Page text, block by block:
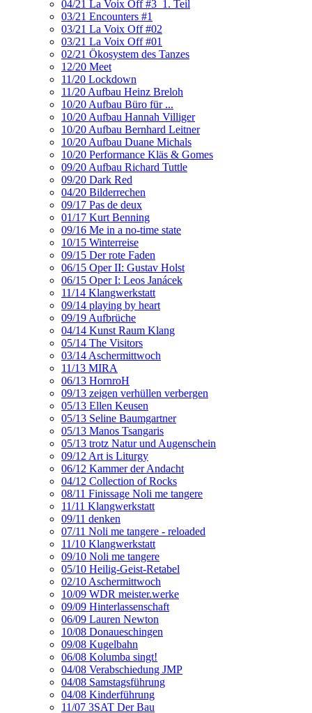
04/21 La Voix Off #3_1. Teil
03/21 Encounters #1
03/21 La Voix Off #02
03/21 La Voix Off #01
02/21 Ökosystem des Tanzes
12/20 Meet
11/20 Lockdown
11/20 Aufbau Heinz Breloh
10/20 Aufbau Büro für ...
10/20 Aufbau Hannah Villiger
10/20 Aufbau Bernhard Leitner
10/20 Aufbau Duane Michals
10/20 Performance Kläs & Gomes
09/20 Aufbau Richard Tuttle
09/20 Dark Red
04/20 Bilderrechen
09/17 Pas de deux
01/17 Kurt Benning
09/16 Me in a no-time state
10/15 Winterreise
09/15 Der rote Faden
06/15 Oper II: Gustav Holst
06/15 Oper I: Leos Janácek
11/14 Klangwerkstatt
09/14 playing by heart
09/19 Aufbrüche
04/14 Kunst Raum Klang
05/14 The Visitors
03/14 Aschermittwoch
11/13 MIRA
06/13 HornroH
09/13 zeigen verhüllen verbergen
05/13 Ellen Keusen
05/13 Seline Baumgartner
05/13 Manos Tsangaris
05/13 trotz Natur und Augenschein
09/12 Art is Liturgy
06/12 Kammer der Andacht
04/12 Collection of Rocks
08/11 Finissage Noli me tangere
11/11 Klangwerkstatt
09/11 denken
07/11 Noli me tangere - reloaded
11/10 Klangwerkstatt
09/10 Noli me tangere
05/10 Heilig-Geist-Retabel
02/10 Aschermittwoch
10/09 WDR meister.werke
09/09 Hinterlassenschaft
06/09 Lauren Newton
10/08 Donaueschingen
09/08 Kugelbahn
06/08 Kolumba singt!
04/08 Verabschiedung JMP
04/08 Samstagsführung
04/08 Kinderführung
11/07 3SAT Der Bau